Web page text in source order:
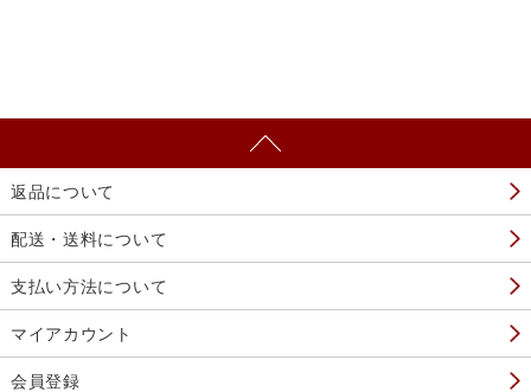
返品について
配送・送料について
支払い方法について
マイアカウント
会員登録